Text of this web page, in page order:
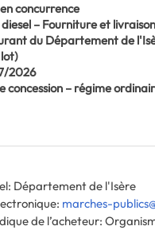
concurrence
– Fourniture et
du Département de
lot)
2026
concession – régime
: Département de l'Isère
: marches-
de l’acheteur: